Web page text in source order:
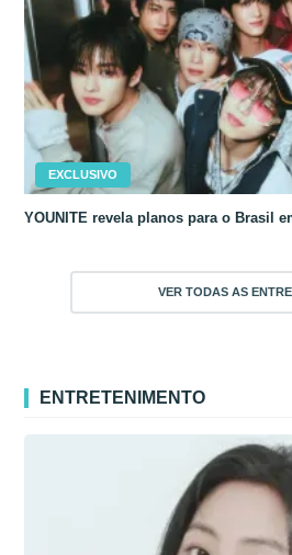
EXCLUSIVO
YOUNITE revela planos para o Brasil
VER TODAS AS
ENTRETENIMENTO